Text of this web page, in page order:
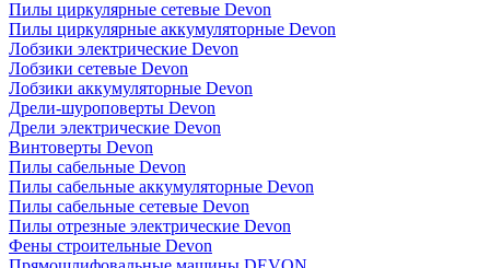
Пилы циркулярные сетевые Devon
Пилы циркулярные аккумуляторные Devon
Лобзики электрические Devon
Лобзики сетевые Devon
Лобзики аккумуляторные Devon
Дрели-шуроповерты Devon
Дрели электрические Devon
Винтоверты Devon
Пилы сабельные Devon
Пилы сабельные аккумуляторные Devon
Пилы сабельные сетевые Devon
Пилы отрезные электрические Devon
Фены строительные Devon